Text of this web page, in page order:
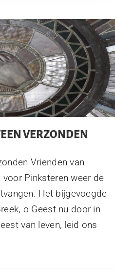
VERZONDEN
Vrienden van
Pinksteren weer de
Het bijgevoegde
o Geest nu door in
van leven, leid ons